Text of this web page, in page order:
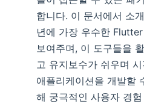
합니다. 이 문서에서 소
년에 가장 우수한
보여주며, 이 도구들을
고 유지보수가 쉬우며
애플리케이션을 개발할
해 궁극적인 사용자 경